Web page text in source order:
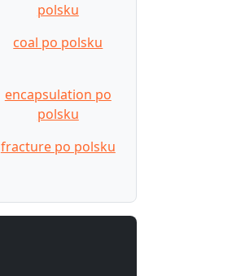
polsku
coal po polsku
encapsulation po
polsku
fracture po polsku